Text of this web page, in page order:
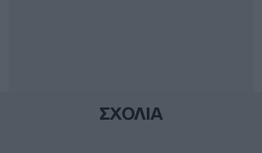
ΣΧΟΛΙΑ